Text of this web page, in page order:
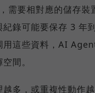
需要相對應的儲存裝
錄可能要保存 3 年
用這些資料，AI
間。
越多，或重複性動作